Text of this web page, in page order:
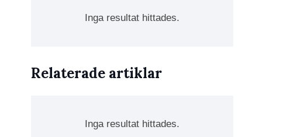
Inga resultat hittades.
Relaterade artiklar
Inga resultat hittades.